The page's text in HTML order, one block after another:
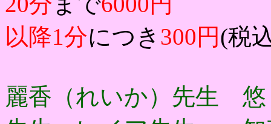
以降1分につき 300円(税
麗香（れいか）先生